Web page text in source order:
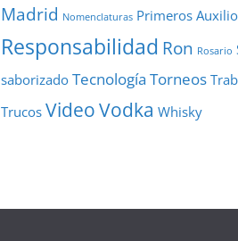
Madrid Nomenclaturas Primeros
Responsabilidad Ron Rosario
saborizado Tecnología Torneos
Trucos VideoVodka Whisky